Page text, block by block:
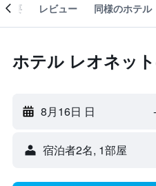
概要 レビュー 同様のホテル
ホテル レオネッ
8月16日 日 -
宿泊者2名, 1​部屋